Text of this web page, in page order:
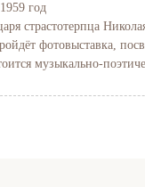
год
страстотерпца
фотовыставка,
музыкально-